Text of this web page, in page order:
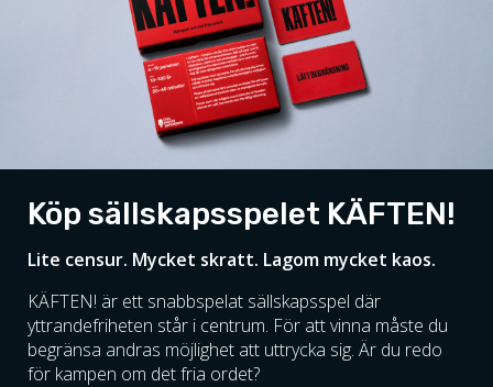
Köp sällskapsspelet KÄFTEN!
Lite censur. Mycket skratt. Lagom mycket kaos.
KÄFTEN! är ett snabbspelat sällskapsspel där
yttrandefriheten står i centrum. För att vinna måste du
begränsa andras möjlighet att uttrycka sig. Är du redo
för kampen om det fria ordet?